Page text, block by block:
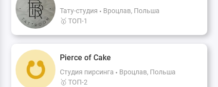
Тату-студия
Вроцлав, Польша
🥇 ТОП-1
Pierce of Cake
Студия пирсинга
Вроцлав, Польша
🥇 ТОП-2